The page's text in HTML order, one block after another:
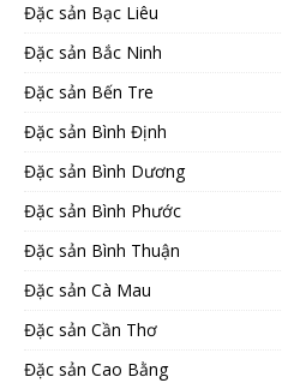
Đặc sản Bạc Liêu
Đặc sản Bắc Ninh
Đặc sản Bến Tre
Đặc sản Bình Định
Đặc sản Bình Dương
Đặc sản Bình Phước
Đặc sản Bình Thuận
Đặc sản Cà Mau
Đặc sản Cần Thơ
Đặc sản Cao Bằng